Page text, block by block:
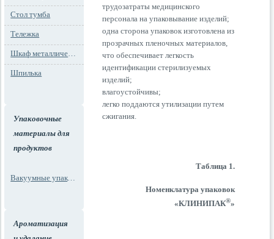
Стол тумба
Тележка
Шкаф металлический
Шпилька
Упаковочные
материалы для
продуктов
Вакуумные упаковки
Ароматизация
трудозатраты медицинского
персонала на упаковывание изделий;
одна сторона упаковок изготовлена из
прозрачных пленочных материалов,
что обеспечивает легкость
идентификации стерилизуемых
изделий;
влагоустойчивы;
легко поддаются утилизации путем
сжигания.
Таблица 1.
Номенклатура упаковок
«КЛИНИПАК®»